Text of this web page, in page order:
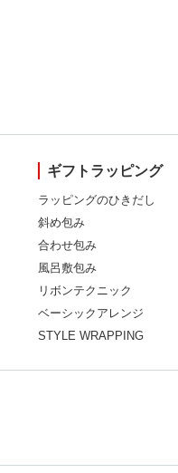
ギフトラッピング
ラッピングのひきだし
斜め包み
合わせ包み
風呂敷包み
リボンテクニック
ベーシックアレンジ
STYLE WRAPPING